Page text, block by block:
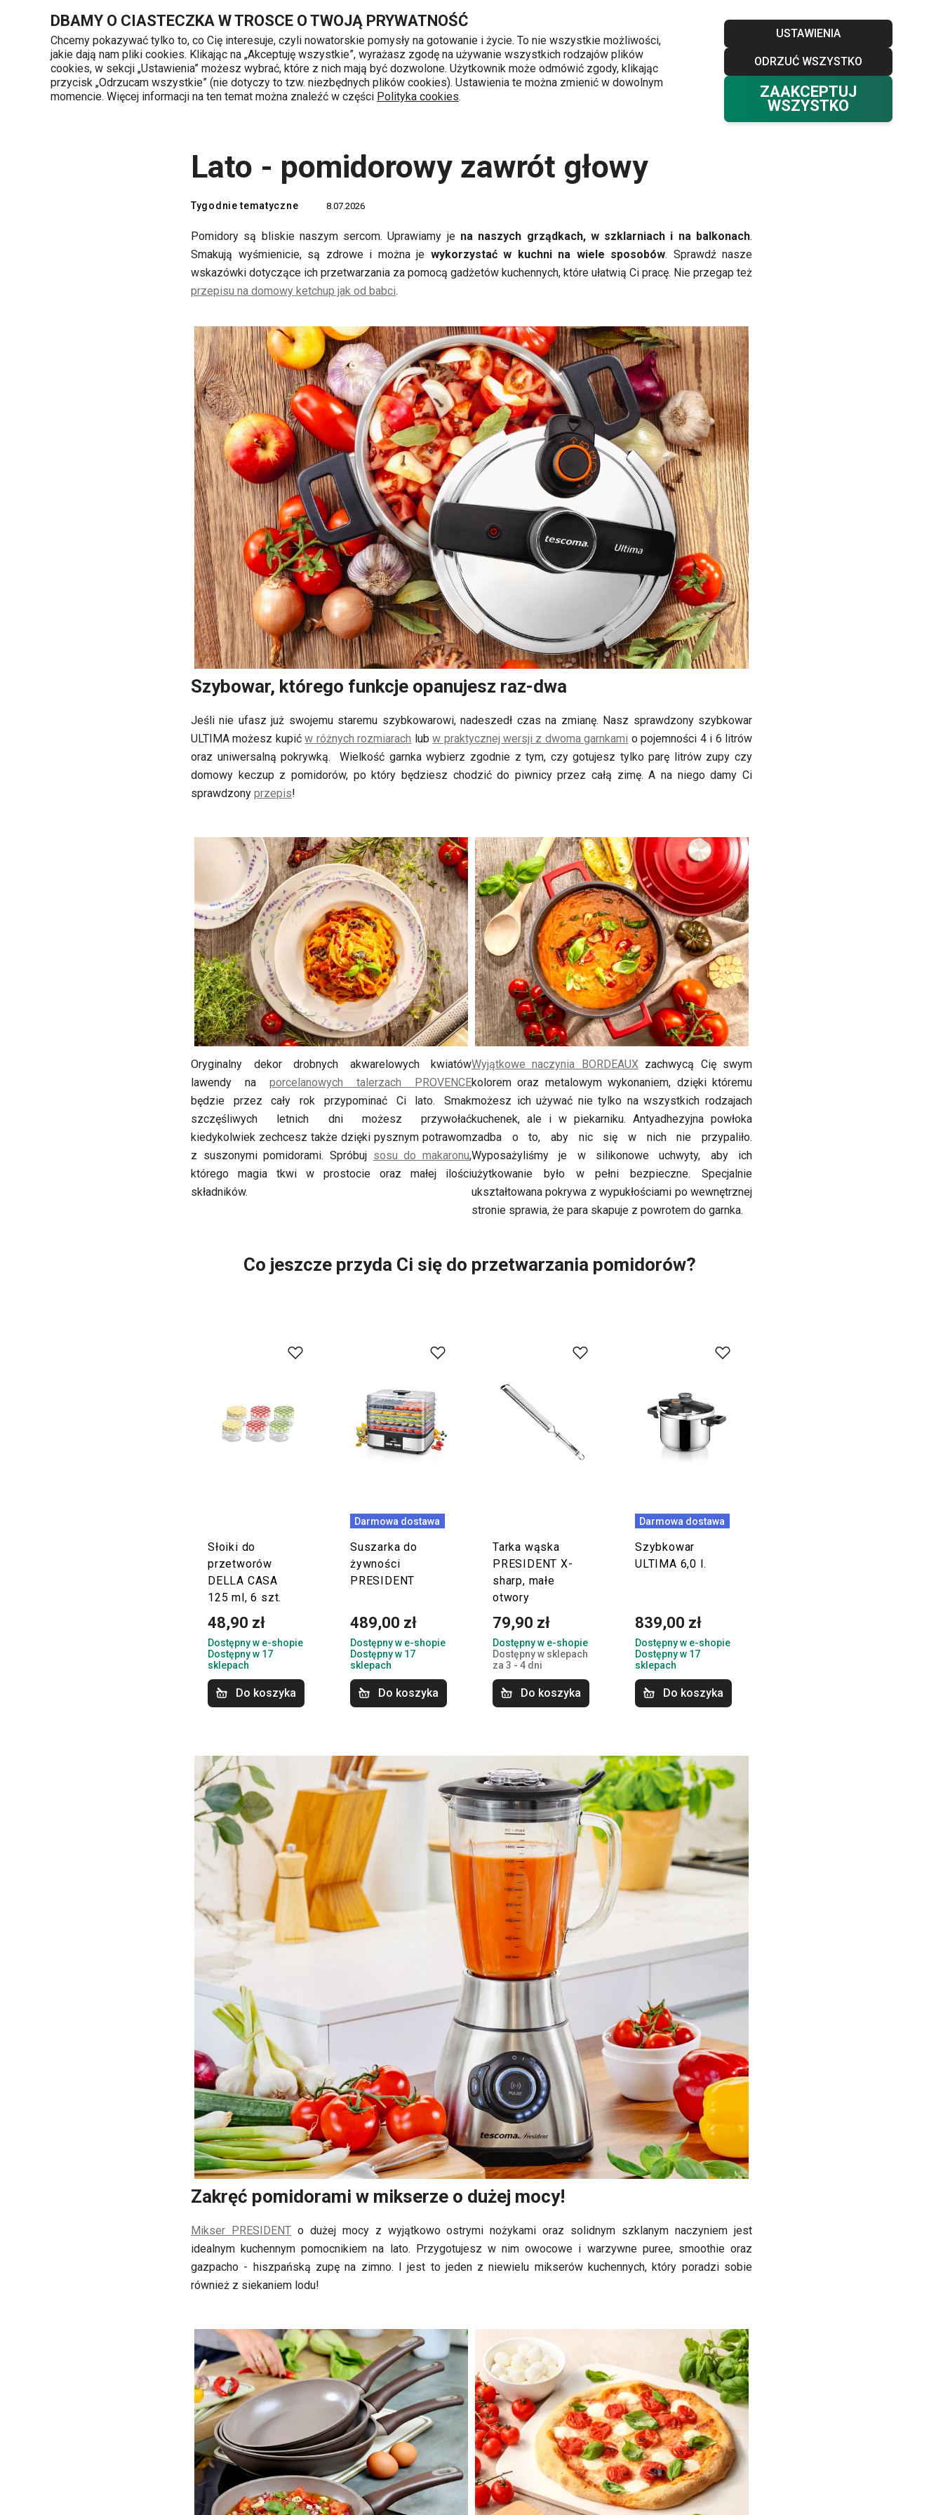
DBAMY O CIASTECZKA W TROSCE O TWOJĄ PRYWATNOŚĆ
Chcemy pokazywać tylko to, co Cię interesuje, czyli nowatorskie pomysły na gotowanie i życie. To nie wszystkie możliwości,
jakie dają nam pliki cookies. Klikając na „Akceptuję wszystkie”, wyrażasz zgodę na używanie wszystkich rodzajów plików
cookies, w sekcji „Ustawienia” możesz wybrać, które z nich mają być dozwolone. Użytkownik może odmówić zgody, klikając
przycisk „Odrzucam wszystkie” (nie dotyczy to tzw. niezbędnych plików cookies). Ustawienia te można zmienić w dowolnym
momencie. Więcej informacji na ten temat można znaleźć w części Polityka cookies.
USTAWIENIA
ODRZUĆ WSZYSTKO
ZAAKCEPTUJ
WSZYSTKO
Przejdź do głównej zawartości
Przejdź do wyszukiwania
Przejdź do nawigacji
Blog Klub TESCOMA Kontakt
Kategorie produktów 720 809 700
Poniedziałek - piątek od 8 do 16
Ulubione Zaloguj się
0 Twój koszyk
0,00 zł
Lato - pomidorowy zawrót głowy
Tygodnie tematyczne 8.07.2026
Pomidory są bliskie naszym sercom. Uprawiamy je na naszych grządkach, w szklarniach i na balkonach.
Smakują wyśmienicie, są zdrowe i można je wykorzystać w kuchni na wiele sposobów. Sprawdź nasze
wskazówki dotyczące ich przetwarzania za pomocą gadżetów kuchennych, które ułatwią Ci pracę. Nie przegap też
przepisu na domowy ketchup jak od babci.
Szybowar, którego funkcje opanujesz raz-dwa
Jeśli nie ufasz już swojemu staremu szybkowarowi, nadeszedł czas na zmianę. Nasz sprawdzony szybkowar
ULTIMA możesz kupićw różnych rozmiarach lubw praktycznej wersji z dwoma garnkami o pojemności 4 i 6 litrów
oraz uniwersalną pokrywką. Wielkość garnka wybierz zgodnie z tym, czy gotujesz tylko parę litrów zupy czy
domowy keczup z pomidorów, po który będziesz chodzić do piwnicy przez całą zimę. A na niego damy Ci
sprawdzony przepis!
Oryginalny dekor drobnych akwarelowych kwiatów
lawendy na porcelanowych talerzach PROVENCE
będzie przez cały rok przypominać Ci lato. Smak
szczęśliwych letnich dni możesz przywołać
kiedykolwiek zechcesz także dzięki pysznym potrawom
z suszonymi pomidorami. Spróbuj sosu do makaronu,
którego magia tkwi w prostocie oraz małej ilości
składników.
Wyjątkowe naczynia BORDEAUXzachwycą Cię swym
kolorem oraz metalowym wykonaniem, dzięki któremu
możesz ich używać nie tylko na wszystkich rodzajach
kuchenek, ale i w piekarniku. Antyadhezyjna powłoka
zadba o to, aby nic się w nich nie przypaliło.
Wyposażyliśmy je w silikonowe uchwyty, aby ich
użytkowanie było w pełni bezpieczne. Specjalnie
ukształtowana pokrywa z wypukłościami po wewnętrznej
stronie sprawia, że para skapuje z powrotem do garnka.
Co jeszcze przyda Ci się do przetwarzania pomidorów?
Słoiki do
przetworów
DELLA CASA
125 ml, 6 szt.
48,90 zł
Dostępny w e-shopie
Dostępny w 17
sklepach
Do koszyka
Darmowa dostawa
Suszarka do
żywności
PRESIDENT
489,00 zł
Dostępny w e-shopie
Dostępny w 17
sklepach
Do koszyka
Tarka wąska
PRESIDENT X-
sharp, małe
otwory
79,90 zł
Dostępny w e-shopie
Dostępny w sklepach
za 3 - 4 dni
Do koszyka
Darmowa dostawa
Szybkowar
ULTIMA 6,0 l.
839,00 zł
Dostępny w e-shopie
Dostępny w 17
sklepach
Do koszyka
Zakręć pomidorami w mikserze o dużej mocy!
Mikser PRESIDENTo dużej mocy z wyjątkowo ostrymi nożykami oraz solidnym szklanym naczyniem jest
idealnym kuchennym pomocnikiem na lato. Przygotujesz w nim owocowe i warzywne puree, smoothie oraz
gazpacho - hiszpańską zupę na zimno. I jest to jeden z niewielu mikserów kuchennych, który poradzi sobie
również z siekaniem lodu!